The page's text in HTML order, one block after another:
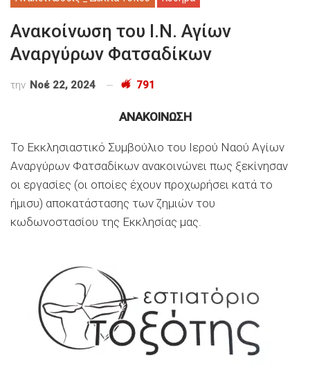
Ανακοίνωση του Ι.Ν. Αγίων
Αναργύρων Φατσαδίκων
την Νοέ 22, 2024 791
ΑΝΑΚΟΙΝΩΣΗ
Το Εκκλησιαστικό Συμβούλιο του Ιερού Ναού Αγίων
Αναργύρων Φατσαδίκων ανακοινώνει πως ξεκίνησαν
οι εργασίες (οι οποίες έχουν προχωρήσει κατά το
ήμισυ) αποκατάστασης των ζημιών του
κωδωνοστασίου της Εκκλησίας μας.